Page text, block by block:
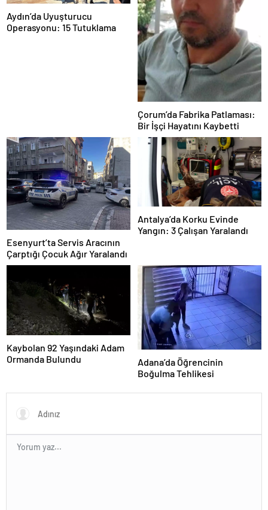
Aydın’da Uyuşturucu
Operasyonu: 15 Tutuklama
Çorum’da Fabrika Patlaması:
Bir İşçi Hayatını Kaybetti
Esenyurt’ta Servis Aracının
Çarptığı Çocuk Ağır Yaralandı
Antalya’da Korku Evinde
Yangın: 3 Çalışan Yaralandı
Kaybolan 92 Yaşındaki Adam
Ormanda Bulundu
Adana’da Öğrencinin
Boğulma Tehlikesi